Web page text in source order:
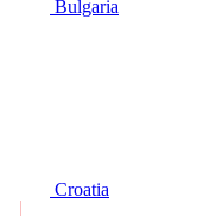
Bulgaria
Croatia